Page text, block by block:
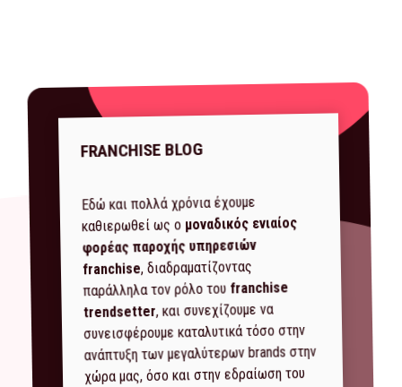
FRANCHISE BLOG
Εδώ και πολλά χρόνια έχουμε
καθιερωθεί ως ο μοναδικός ενιαίος
φορέας παροχής υπηρεσιών
franchise, διαδραματίζοντας
παράλληλα τον ρόλο του franchise
trendsetter, και συνεχίζουμε να
συνεισφέρουμε καταλυτικά τόσο στην
ανάπτυξη των μεγαλύτερων brands στην
χώρα μας, όσο και στην εδραίωση του